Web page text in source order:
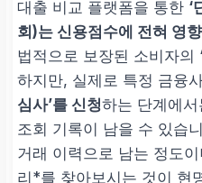
대출 비교 플랫폼을 통한 ‘
회)는 신용점수에 전혀 영
법적으로 보장된 소비자의
하지만, 실제로 특정 금융
심사’를 신청하는 단계에
조회 기록이 남을 수 있습
거래 이력으로 남는 정도
리*를 찾아보시는 것이 현